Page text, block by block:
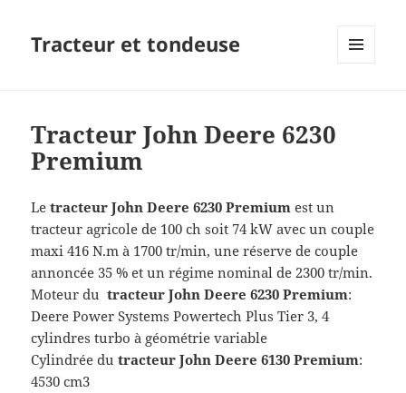
Tracteur et tondeuse
Tracteur John Deere 6230
Premium
Letracteur John Deere 6230 Premiumest un
tracteur agricole de 100 ch soit 74 kW avec un couple
maxi 416 N.m à 1700 tr/min, une réserve de couple
annoncée 35 % et un régime nominal de 2300 tr/min.
Moteur dutracteur John Deere 6230 Premium:
Deere Power Systems Powertech Plus Tier 3, 4
cylindres turbo à géométrie variable
Cylindrée dutracteur John Deere 6130 Premium:
4530 cm3